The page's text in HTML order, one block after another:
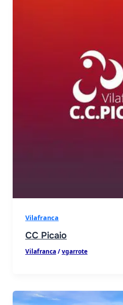
Vilafranca
CC Picaio
Vilafranca/vgarrote